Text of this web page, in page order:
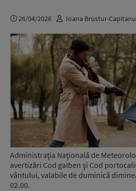
26/04/2026 Ioana Brustur-Capitanu
Administraţia Naţională de
avertizări Cod galben şi Cod
vântului, valabile de duminică
02.00.